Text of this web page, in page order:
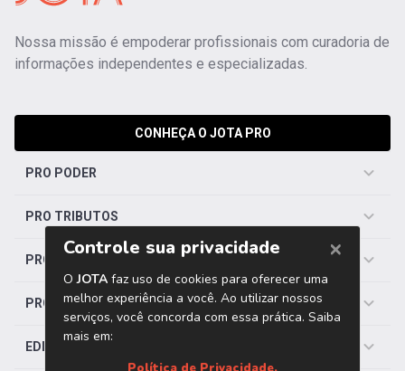
Nossa missão é empoderar profissionais com curadoria de
informações independentes e especializadas.
CONHEÇA O JOTA PRO
PRO PODER
PRO TRIBUTOS
PRO TRABALHISTA
PRO SAÚDE
EDITORIAS